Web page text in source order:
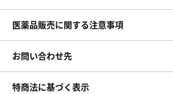
医薬品販売に関する注意事項
お問い合わせ先
特商法に基づく表示